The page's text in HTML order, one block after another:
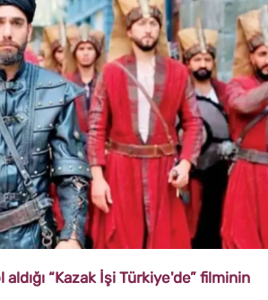
“Kazak İşi Türkiye'de” filminin